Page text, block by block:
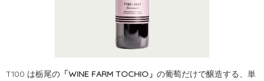
T100 は栃尾の 「WINE FARM TOCHIO」 の葡萄だけで醸造する、 単